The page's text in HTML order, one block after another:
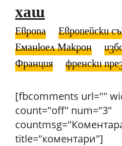
хаш
Европа
Европейски
Еманюел Макрон
Франция
френски
[fbcomments url=""
count="off" num="3"
title="коментари"]